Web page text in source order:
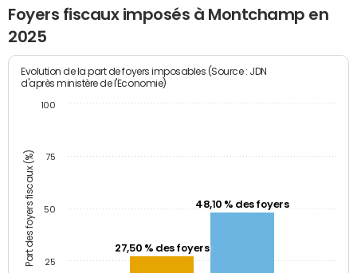
Foyers fiscaux imposés à Montchamp en
2025
Part des foyers fiscaux (%)
Evolution de la part de foyers imposables (Source : JDN
d'après ministère de l'Economie)
27,50 % des foyers
48,10 % des foyers
25
50
75
100